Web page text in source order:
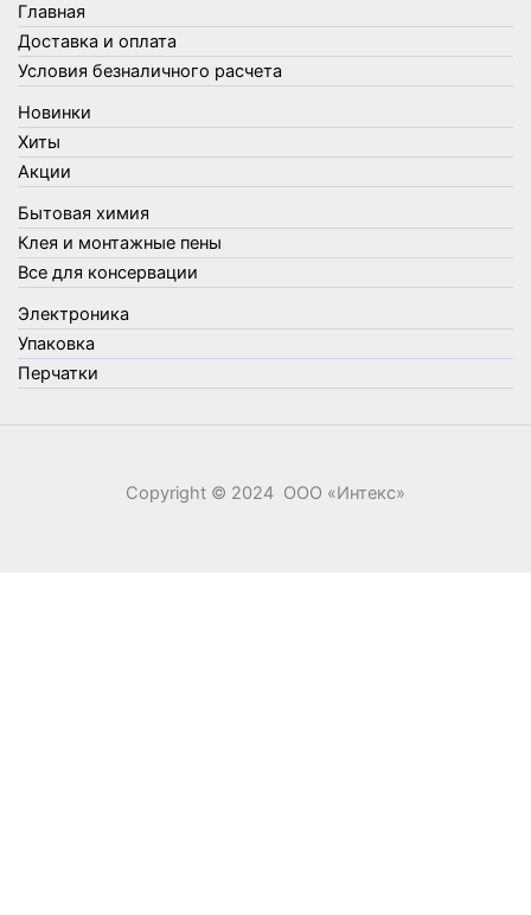
Товары для кухни
Товары для сада и огорода
Товары для туризма и отдыха
Упаковка
Утеплители и прочее
Фонари, лампы и удлинители
Хозяйственные товары
Швабры, стекломои, черенки и насадки
Шнуры, веревки и шпагаты
Электроника
Элементы питания
Главная
Доставка и оплата
Условия безналичного расчета
Новинки
Хиты
Акции
Бытовая химия
Клея и монтажные пены
Все для консервации
Электроника
Упаковка
Перчатки
Copyright © 2024 ООО «‎Интекс»‎